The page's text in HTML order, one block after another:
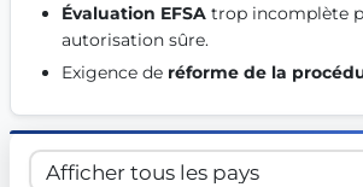
Évaluation EFSA trop incomplète
autorisation sûre.
Exigence de réforme de la